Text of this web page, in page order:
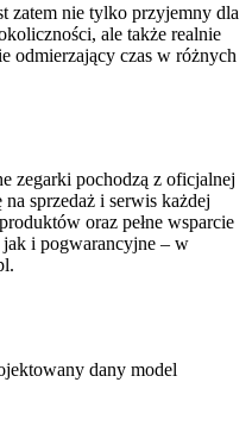
zatem nie tylko przyjemny dla
ale także realnie
odmierzający czas w różnych
zegarki pochodzą z oficjalnej
sprzedaż i serwis każdej
oraz pełne wsparcie
i pogwarancyjne – w
dany model